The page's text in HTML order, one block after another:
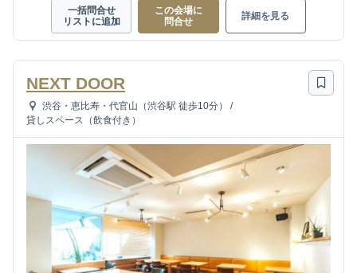
一括問合せ
リストに追加
この会場に
問合せ
詳細を見る
NEXT DOOR
渋谷・恵比寿・代官山（渋谷駅 徒歩10分）
/
貸しスペース（飲食付き）